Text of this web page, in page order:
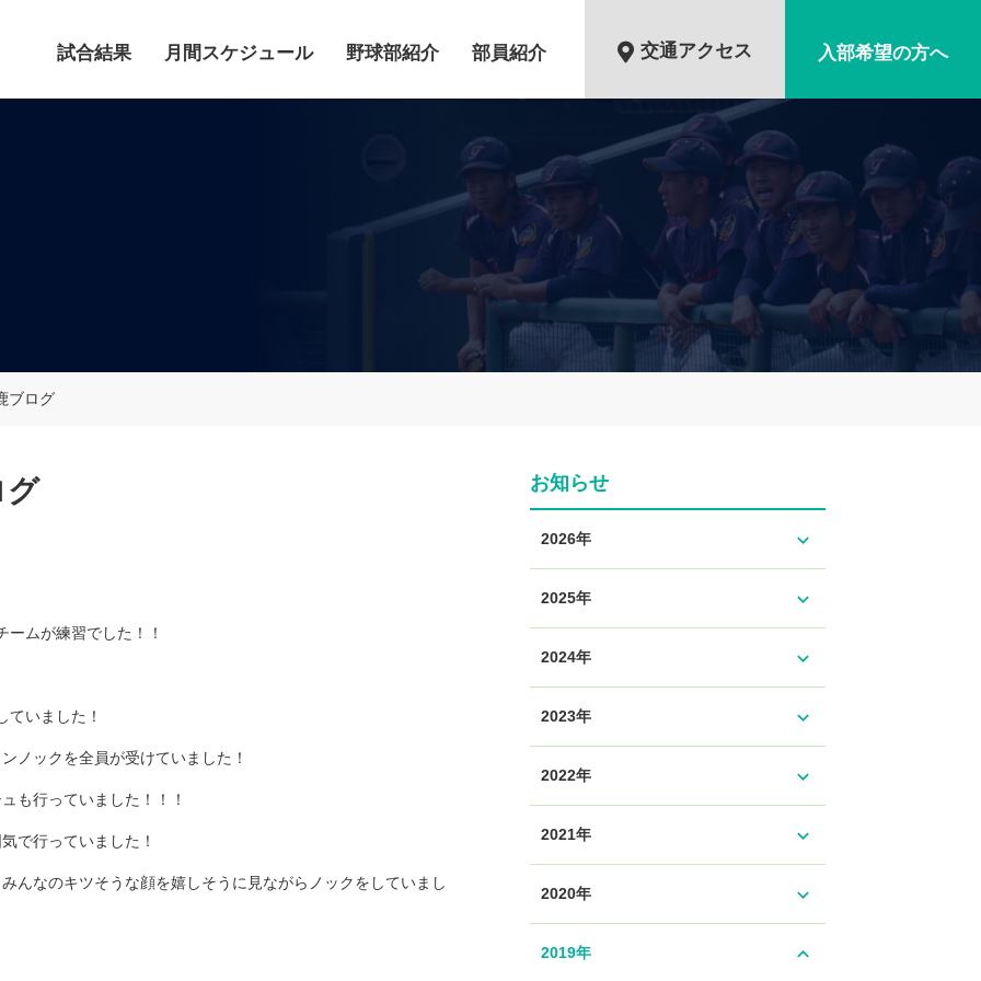
試合結果 月間スケジュール 野球部紹介 部員紹介 交通アクセス 入部希望の方へ
ブログ
ムが練習でした！！
ていました！
ノックを全員が受けていました！
も行っていました！！！
で行っていました！
んなのキツそうな顔を嬉しそうに見ながらノックをしていまし
お知らせ
2026年 expand_more
2025年 expand_more
2024年 expand_more
2023年 expand_more
2022年 expand_more
2021年 expand_more
2020年 expand_more
2019年 expand_less